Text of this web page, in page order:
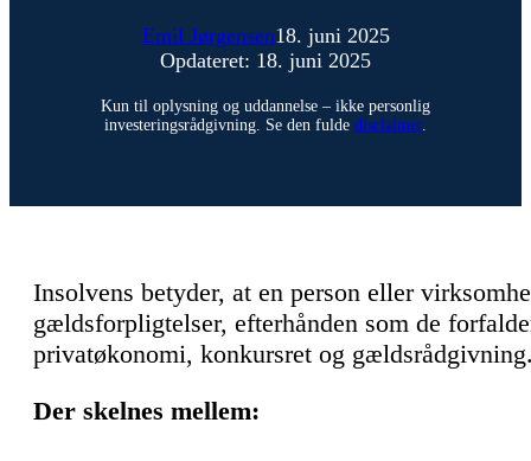
Emil Jørgensen18. juni 2025
Opdateret: 18. juni 2025
Kun til oplysning og uddannelse – ikke personlig
investeringsrådgivning. Se den fulde disclaimer.
Insolvens betyder, at en person eller
gældsforpligtelser, efterhånden som de
privatøkonomi, konkursret og
Der skelnes mellem: